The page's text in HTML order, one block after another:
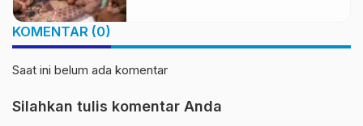
KOMENTAR (0)
Saat ini belum ada komentar
Silahkan tulis komentar Anda